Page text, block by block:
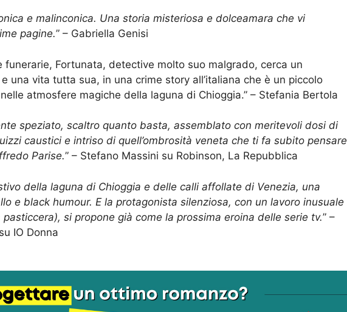
e malinconica. Una storia misteriosa e dolceamara che vi
pagine.” – Gabriella Genisi
funerarie, Fortunata, detective molto suo malgrado, cerca un
una vita tutta sua, in una crime story all’italiana che è un piccolo
atmosfere magiche della laguna di Chioggia.” – Stefania Bertola
speziato, scaltro quanto basta, assemblato con meritevoli dosi di
caustici e intriso di quell’ombrosità veneta che ti fa subito pensare
Parise.” – Stefano Massini su Robinson, La Repubblica
della laguna di Chioggia e delle calli affollate di Venezia, una
e black humour. E la protagonista silenziosa, con un lavoro inusuale
si propone già come la prossima eroina delle serie tv.” –
IO Donna